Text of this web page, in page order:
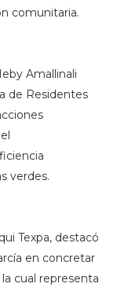
comunitaria.
Amallinali
de Residentes
verdes.
Texpa, destacó
en concretar
cual representa